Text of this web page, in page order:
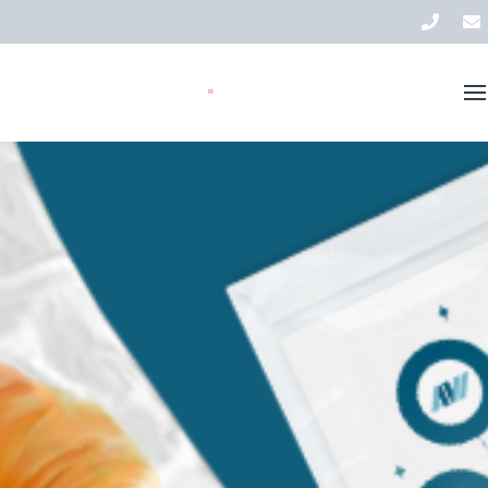
FR
À propos de nous
Actualités
Contact